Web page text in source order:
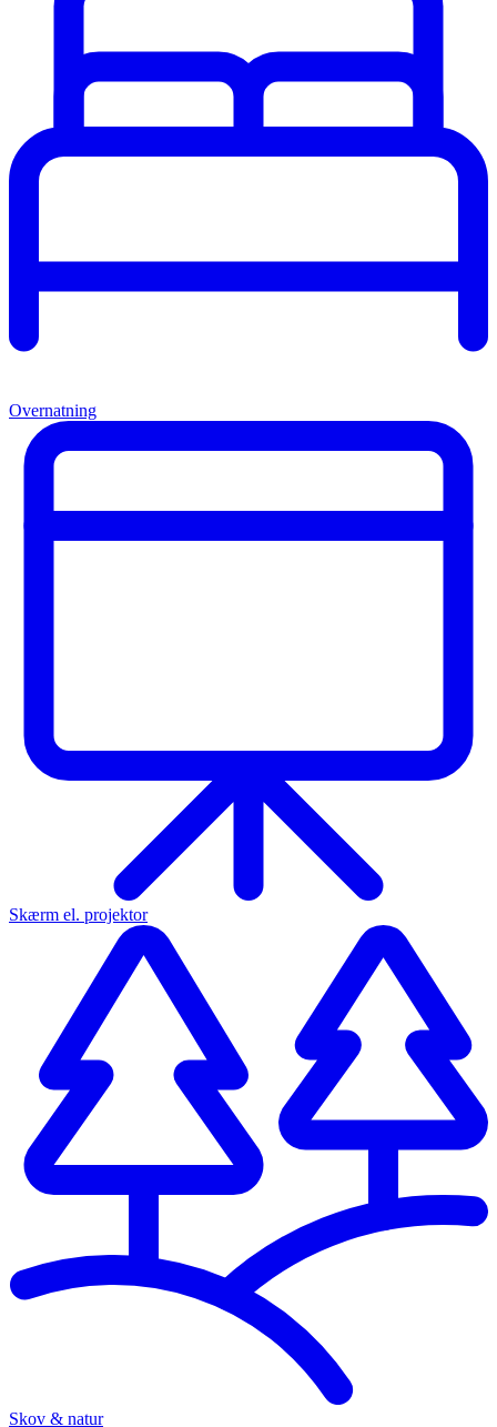
Overnatning
Skærm el. projektor
Skov & natur